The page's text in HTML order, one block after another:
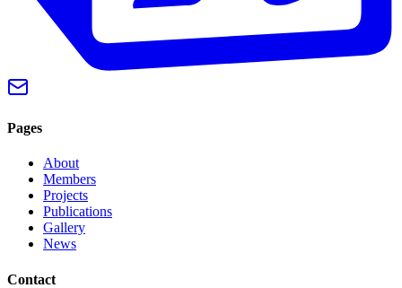
Pages
About
Members
Projects
Publications
Gallery
News
Contact